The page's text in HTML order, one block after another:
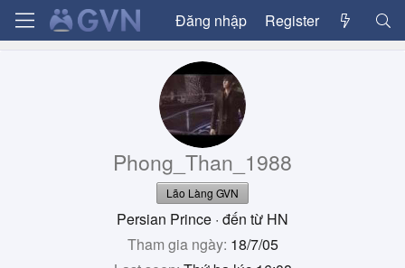
Đăng nhập Register
Phong_Than_1988
Lão Làng GVN
Persian Prince · đến từ HN
Tham gia ngày 18/7/05